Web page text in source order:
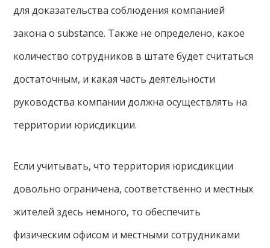
для доказательства соблюдения компанией
закона о substance. Также не определено, какое
количество сотрудников в штате будет считаться
достаточным, и какая часть деятельности
руководства компании должна осуществлять на
территории юрисдикции.
Если учитывать, что территория юрисдикции
довольно ограничена, соответственно и местных
жителей здесь немного, то обеспечить
физическим офисом и местными сотрудниками